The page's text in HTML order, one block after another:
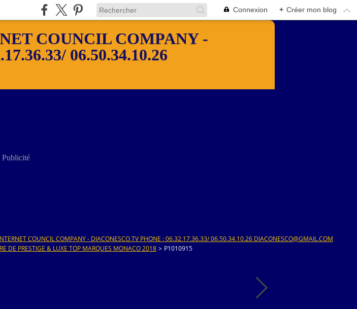
Connexion + Créer mon blog
COUNCIL COMPANY -
06.50.34.10.26
Publicité
COUNCIL COMPANY - DIACONESCO.TV PHONE : 06.32.17.36.33/ 06.50.34.10.26 DIACONESCO@GMAIL.COM
DE PRESTIGE & LUXE TOP MARQUES MONACO 2018 > P1010915